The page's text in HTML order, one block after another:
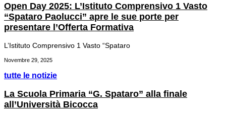
Open Day 2025: L’Istituto Comprensivo 1 Vasto
“Spataro Paolucci” apre le sue porte per
presentare l’Offerta Formativa
L’Istituto Comprensivo 1 Vasto “Spataro
Novembre 29, 2025
tutte le notizie
La Scuola Primaria “G. Spataro” alla finale
all’Università Bicocca